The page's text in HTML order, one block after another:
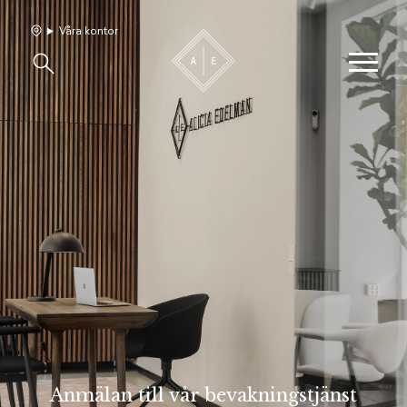
Våra hem
Sälj med oss
Om oss
Vårt team
Jobba med oss
Våra kontor
Anmälan till vår bevakningstjänst